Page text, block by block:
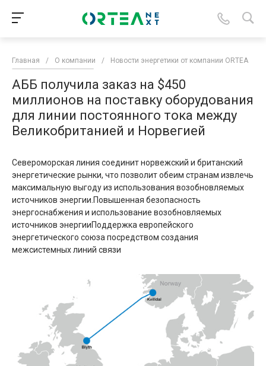
Главная / О компании / Новости энергетики от компании ORTEA
АББ получила заказ на $450
миллионов на поставку оборудования
для линии постоянного тока между
Великобританией и Норвегией
Североморская линия соединит норвежский и британский
энергетические рынки, что позволит обеим странам извлечь
максимальную выгоду из использования возобновляемых
источников энергии.Повышенная безопасность
энергоснабжения и использование возобновляемых
источников энергииПоддержка европейского
энергетического союза посредством создания
межсистемных линий связи